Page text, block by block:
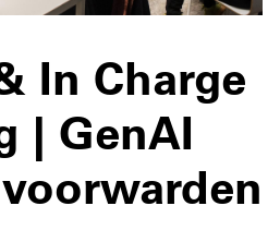
In Charge
| GenAI